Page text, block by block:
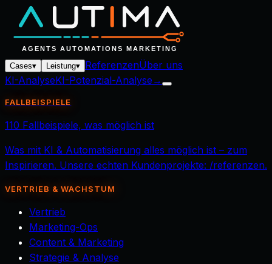
Cases▾ Leistung▾ ReferenzenÜber uns
KI-AnalyseKI-Potenzial-Analyse →
FALLBEISPIELE
110 Fallbeispiele, was möglich ist
Was mit KI & Automatisierung alles möglich ist – zum
Inspirieren. Unsere echten Kundenprojekte: /referenzen.
VERTRIEB & WACHSTUM
Vertrieb
Marketing-Ops
Content & Marketing
Strategie & Analyse